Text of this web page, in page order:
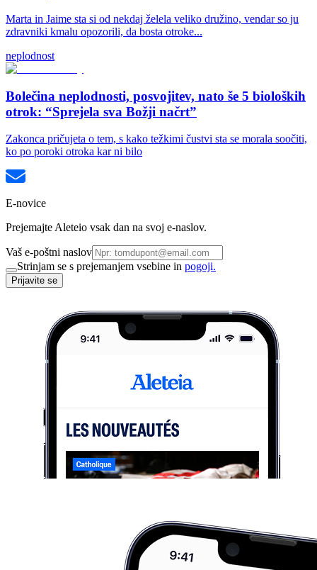
Marta in Jaime sta si od nekdaj želela veliko družino, vendar so ju
zdravniki kmalu opozorili, da bosta otroke...
neplodnost
Bolečina neplodnosti, posvojitev, nato še 5 bioloških
otrok: “Sprejela sva Božji načrt”
Zakonca pričujeta o tem, s kako težkimi čustvi sta se morala soočiti,
ko po poroki otroka kar ni bilo
E-novice
Prejemajte Aleteio vsak dan na svoj e-naslov.
Vaš e-poštni naslov
Strinjam se s prejemanjem vsebine in pogoji.
Prijavite se